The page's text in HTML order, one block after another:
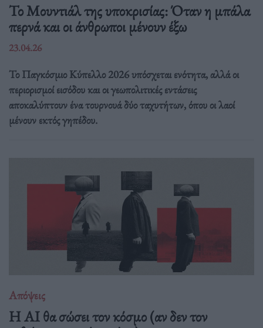
Το Μουντιάλ της υποκρισίας: Όταν η μπάλα
περνά και οι άνθρωποι μένουν έξω
23.04.26
Το Παγκόσμιο Κύπελλο 2026 υπόσχεται ενότητα, αλλά οι
περιορισμοί εισόδου και οι γεωπολιτικές εντάσεις
αποκαλύπτουν ένα τουρνουά δύο ταχυτήτων, όπου οι λαοί
μένουν εκτός γηπέδου.
Απόψεις
Η AI θα σώσει τον κόσμο (αν δεν τον